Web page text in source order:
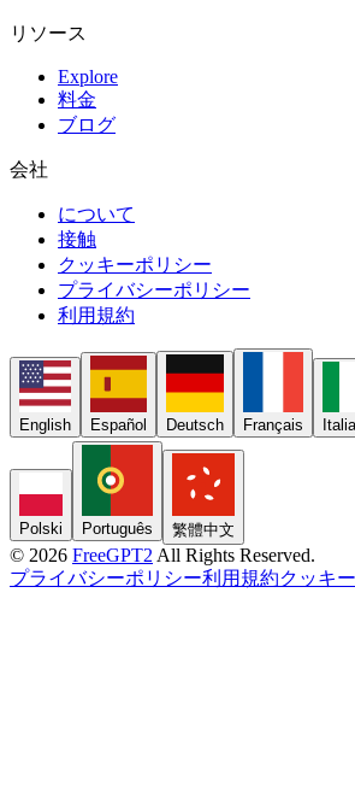
リソース
Explore
料金
ブログ
会社
について
接触
クッキーポリシー
プライバシーポリシー
利用規約
English Español Deutsch Français
Polski Português 繁體中文
© 2026 FreeGPT2 All Rights Reserved.
プライバシーポリシー利用規約クッキ